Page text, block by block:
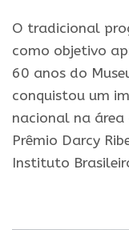
O tradicional
como objetivo
60 anos do
conquistou um
nacional na área
Prêmio Darcy
Instituto